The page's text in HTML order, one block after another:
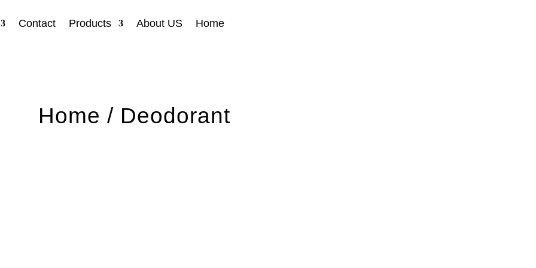
Home
About US
Products
Contact
Home / Deodorant